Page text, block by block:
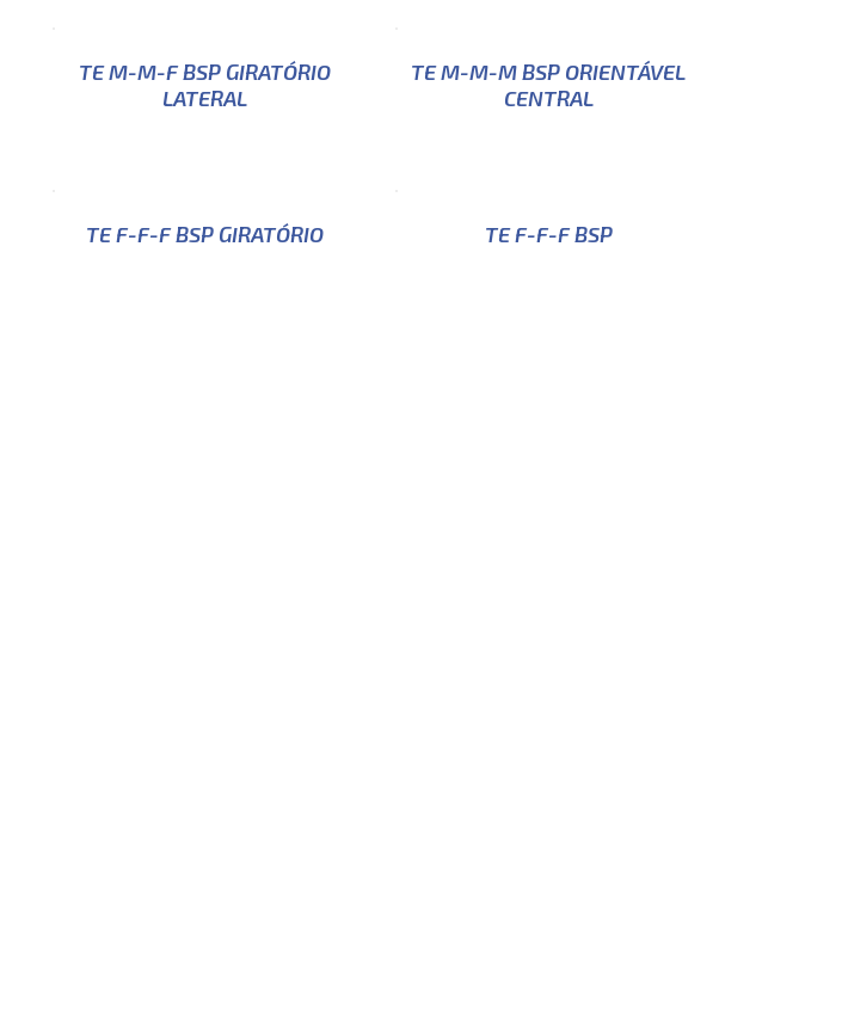
TE M-M-F BSP GIRATÓRIO
LATERAL
TE M-M-M BSP ORIENTÁVEL
CENTRAL
TE F-F-F BSP GIRATÓRIO TE F-F-F BSP